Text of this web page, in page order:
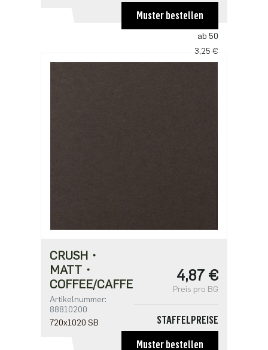
4,87 €
ab 50
3,25 €
Muster bestellen
CRUSH・
MATT・
COFFEE/CAFFE
Artikelnummer:
88810200
720x1020 SB
4,87 €
Preis pro BG
STAFFELPREISE
Muster bestellen